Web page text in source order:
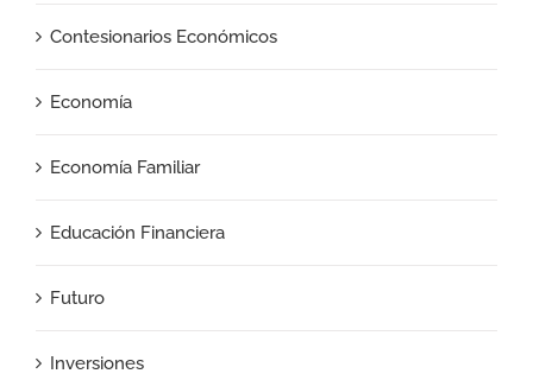
Contesionarios Económicos
Economía
Economía Familiar
Educación Financiera
Futuro
Inversiones